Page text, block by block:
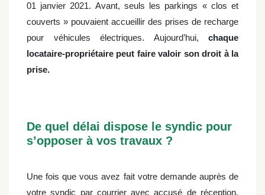
01 janvier 2021. Avant, seuls les parkings « clos et
couverts » pouvaient accueillir des prises de recharge
pour véhicules électriques. Aujourd’hui, chaque
locataire-propriétaire peut faire valoir son droit à la
prise.
De quel délai dispose le syndic pour
s’opposer à vos travaux ?
Une fois que vous avez fait votre demande auprès de
votre syndic par courrier avec accusé de réception,